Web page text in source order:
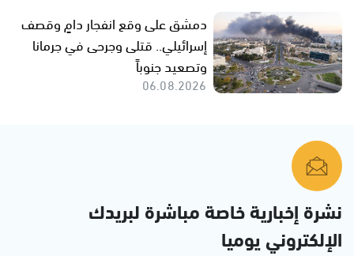
دمشق على وقع انفجار دامٍ وقصف
إسرائيلي.. قتلى وجرحى في جرمانا
وتصعيد جنوباً
06.08.2026
نشرة إخبارية خاصة مباشرة لبريدك
الإلكتروني يوميا